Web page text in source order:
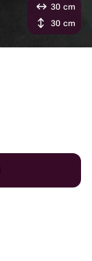
30 cm
30 cm